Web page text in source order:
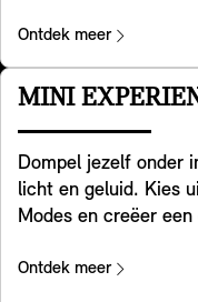
overzien – zowel in
snelweg als bij
je uit de drie
voorbehoud van
Ontdek meer
MINI
Dompel jezelf onder
licht en geluid. Kies
Modes en creëer
ontwerp, kleur,
Ontdek meer